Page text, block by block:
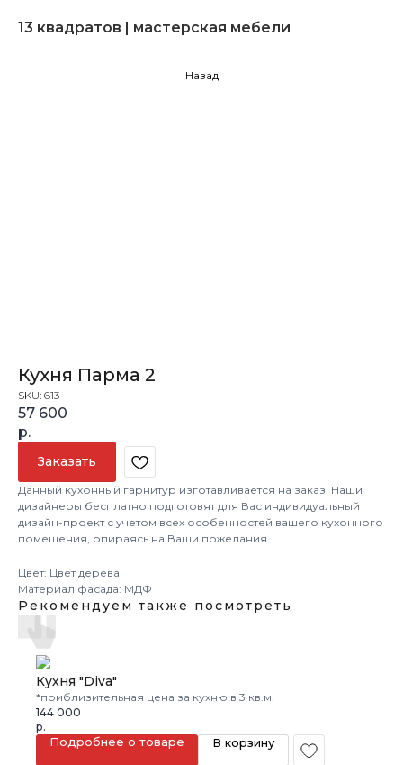
13 квадратов | мастерская мебели
Назад
Кухня Парма 2
SKU: 613
57 600
р.
Заказать
Данный кухонный гарнитур изготавливается на заказ. Наши
дизайнеры бесплатно подготовят для Вас индивидуальный
дизайн-проект с учетом всех особенностей вашего кухонного
помещения, опираясь на Ваши пожелания.
Цвет: Цвет дерева
Материал фасада: МДФ
Рекомендуем также посмотреть
Кухня "Diva"
*приблизительная цена за кухню в 3 кв.м.
144 000
р.
Подробнее о товаре В корзину